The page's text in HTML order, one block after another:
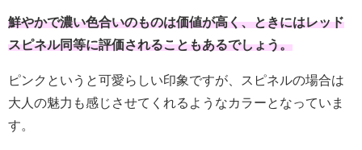
鮮やかで濃い色合いのものは価値が高く、ときにはレッド
スピネル同等に評価されることもあるでしょう。
ピンクというと可愛らしい印象ですが、スピネルの場合は
大人の魅力も感じさせてくれるようなカラーとなっていま
す。